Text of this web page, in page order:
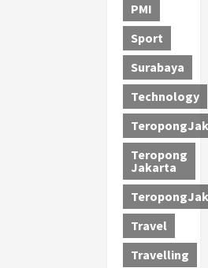
PMI
Sport
Surabaya
Technology
Teropong
Jakarta
Travel
Travelling